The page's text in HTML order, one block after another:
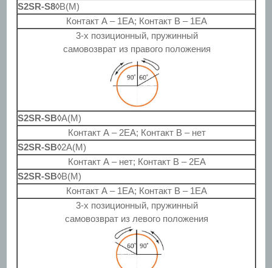
S2SR-S8◊B(M)
Контакт А – 1EA; Контакт B – 1EA
3-х позиционный, пружинный
самовозврат из правого положения
S2SR-SB◊A(M)
Контакт А – 2EA; Контакт B – нет
S2SR-SB◊2A(M)
Контакт А – нет; Контакт B – 2EA
S2SR-SB◊B(M)
Контакт А – 1EA; Контакт B – 1EA
3-х позиционный, пружинный
самовозврат из левого положения